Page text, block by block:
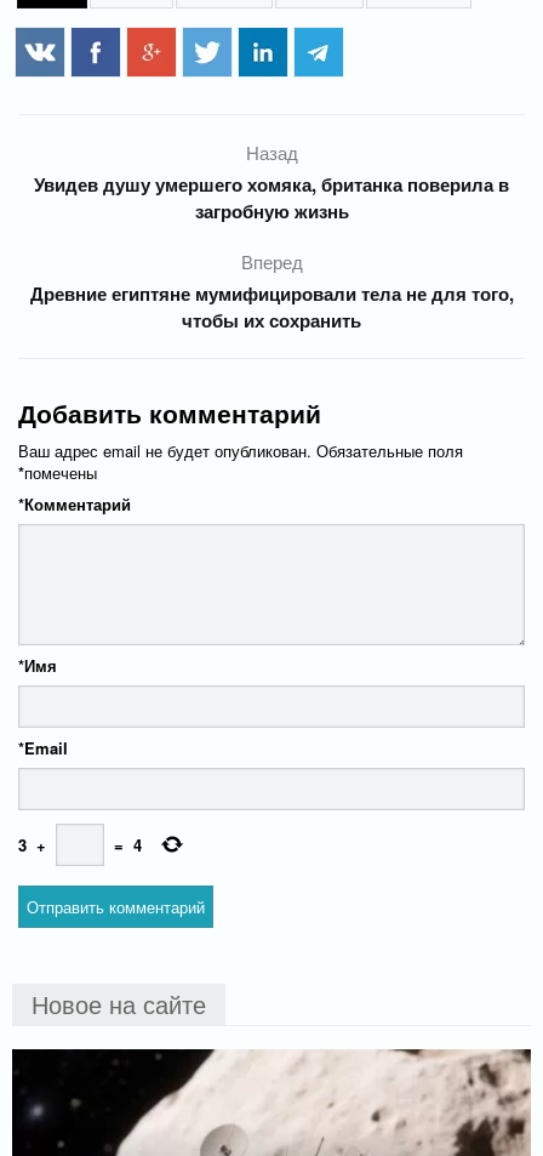
Назад
Увидев душу умершего хомяка, британка поверила в
загробную жизнь
Вперед
Древние египтяне мумифицировали тела не для того,
чтобы их сохранить
Добавить комментарий
Ваш адрес email не будет опубликован. Обязательные поля
помечены
*
Комментарий
*
Имя
*
Email
*
3 + = 4
Новое на сайте